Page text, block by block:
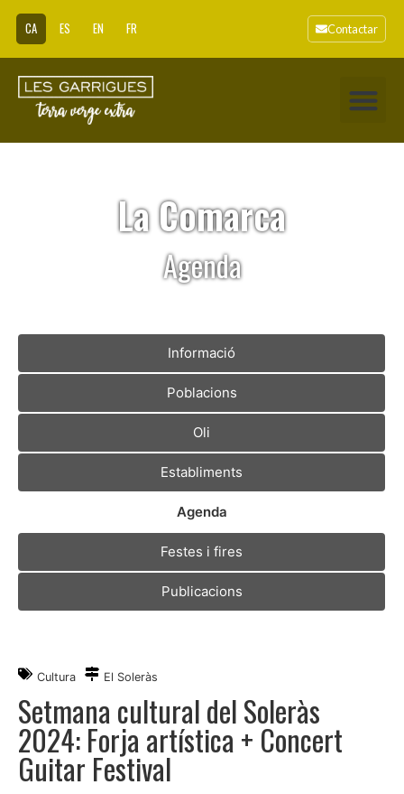
CA ES EN FR Contactar
La Comarca
Agenda
Informació
Poblacions
Oli
Establiments
Agenda
Festes i fires
Publicacions
Cultura El Soleràs
Setmana cultural del Soleràs
2024: Forja artística + Concert
Guitar Festival